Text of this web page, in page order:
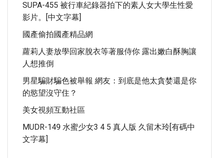
SUPA-455 被行車紀錄器拍下的素人女大學生性愛
影片。[中文字幕]
國產偷拍國產精品網
蘿莉人妻放學回家脫衣等著服侍你 露出嫩白酥胸讓
人想推倒
男星騙財騙色被舉報 網友：到底是他太貪婪還是你
的慾望沒守住？
美女視頻互動社區
MUDR-149 水蜜少女3 4 5 真人版 久留木玲[有碼中
文字幕]